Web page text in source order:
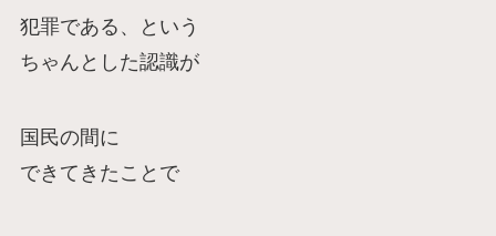
犯罪である、という
ちゃんとした認識が
国民の間に
できてきたことで